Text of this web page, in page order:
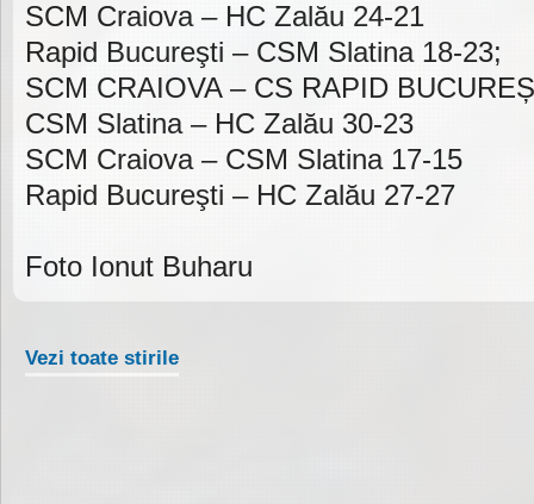
SCM Craiova – HC Zalău 24-21
Rapid Bucureşti – CSM Slatina 18-23;
SCM CRAIOVA – CS RAPID
CSM Slatina – HC Zalău 30-23
SCM Craiova – CSM Slatina 17-15
Rapid Bucureşti – HC Zalău 27-27
Foto Ionut Buharu
Vezi toate stirile